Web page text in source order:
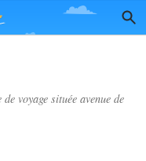
voyage située avenue de